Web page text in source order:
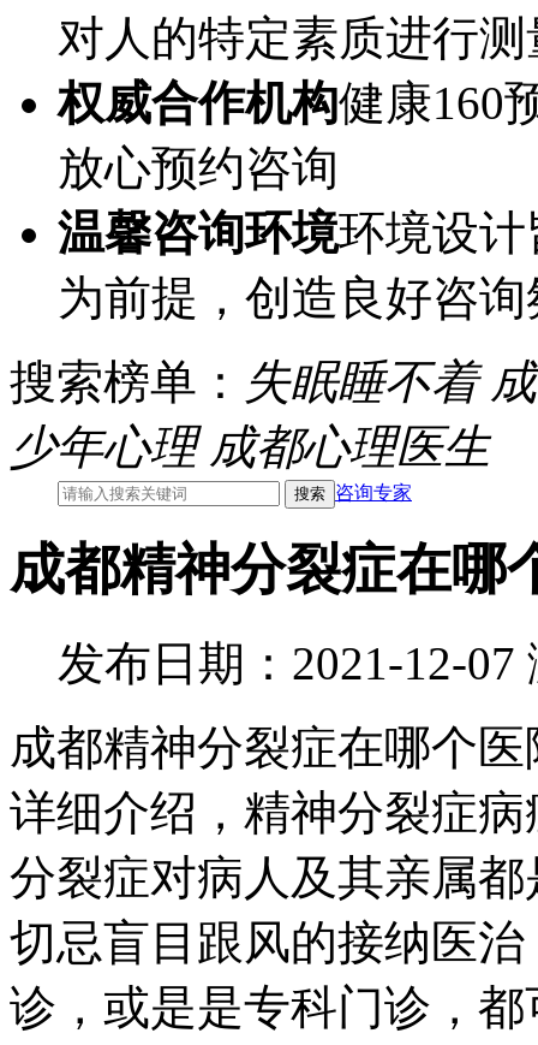
对人的特定素质进行
权威合作机构健康160
放心预约咨询
温馨咨询环境环境设
为前提，创造良好咨
搜索榜单： 失眠睡不着
少年心理 成都心理医生
咨询专家
成都精神分裂症在哪
发布日期：2021-12-07
成都精神分裂症在哪个
详细介绍，精神分裂症
分裂症对病人及其亲属
切忌盲目跟风的接纳医
诊，或是是专科门诊，